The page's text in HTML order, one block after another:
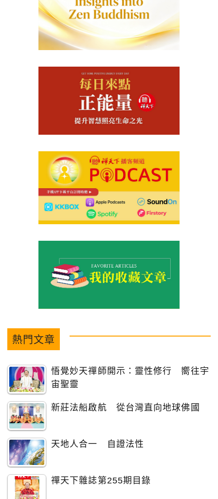
熱門文章
悟覺妙天禪師開示：靈性修行 嚮往宇
宙聖靈
新莊法船啟航 從台灣直向地球佛國
天地人合一 自證法性
禪天下雜誌第255期目錄